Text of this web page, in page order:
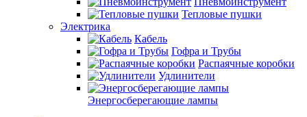
Тепловые пушки
Электрика
Кабель
Гофра и Трубы
Распаячные коробки
Удлинители
Энергосберегающие лампы